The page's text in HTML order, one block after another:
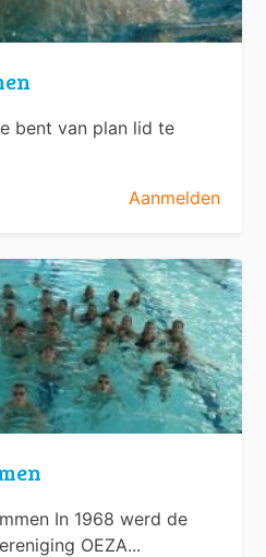
bent van plan lid te
Aanmelden
In 1968 werd de
OEZA...